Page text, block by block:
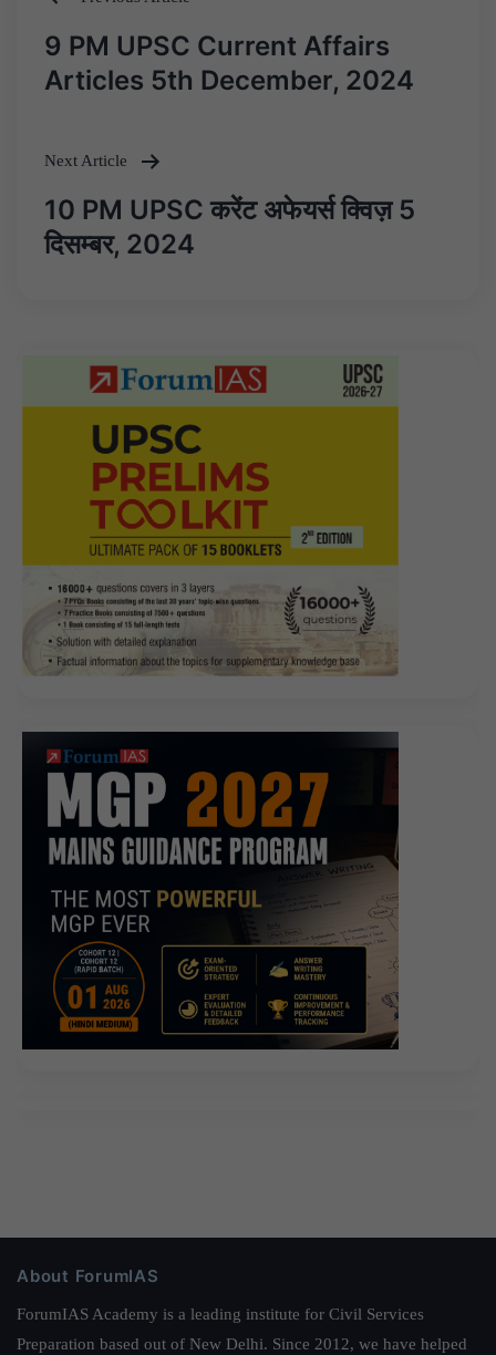
Post
navigation
9 PM UPSC Current Affairs
Articles 5th December, 2024
Next Article
10 PM UPSC करेंट अफेयर्स क्विज़ 5
दिसम्बर, 2024
About ForumIAS
ForumIAS Academy is a leading institute for Civil Services
Preparation based out of New Delhi. Since 2012, we have helped